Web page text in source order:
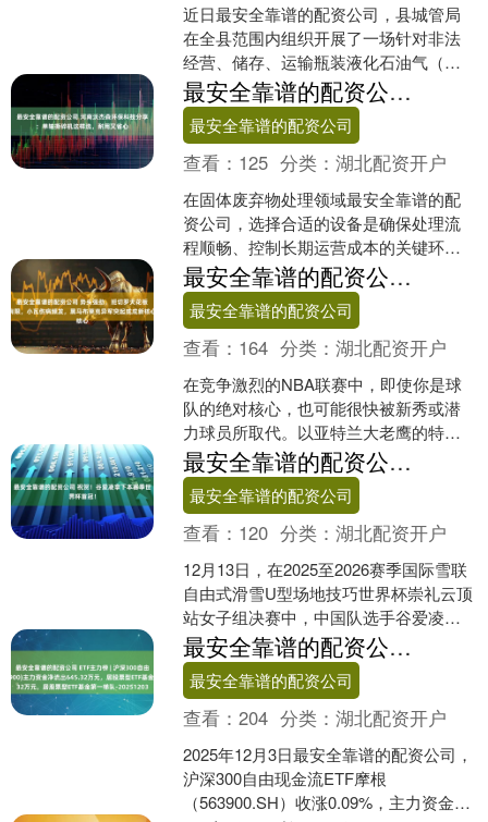
近日最安全靠谱的配资公司，县城管局
在全县范围内组织开展了一场针对非法
经营、储存、运输瓶装液化石油气（俗
称“黑气”）的专项整治行动，旨在彻底排
查安全隐患，保障人民....
最安全靠谱的配资公司 河南沃杰森环保科技分享：单轴撕碎机这样选，耐用又省心
最安全靠谱的配资公司
查看： 125 分类：湖北配资开户
在固体废弃物处理领域最安全靠谱的配
资公司，选择合适的设备是确保处理流
程顺畅、控制长期运营成本的关键环
节。单轴撕碎机作为一种常见的预处理
设备，其性能与可靠性直接影....
最安全靠谱的配资公司 势头强劲，班切罗天花板有限，小瓦伤病频发，黑马布莱克异军突起或成新核心
最安全靠谱的配资公司
查看： 164 分类：湖北配资开户
在竞争激烈的NBA联赛中，即使你是球
队的绝对核心，也可能很快被新秀或潜
力球员所取代。以亚特兰大老鹰的特雷
杨为例，过去几个赛季他都是球队灵魂
人物，但由于带队战绩未....
最安全靠谱的配资公司 祝贺！谷爱凌拿下本赛季世界杯首冠！
最安全靠谱的配资公司
查看： 120 分类：湖北配资开户
12月13日，在2025至2026赛季国际雪联
自由式滑雪U型场地技巧世界杯崇礼云顶
站女子组决赛中，中国队选手谷爱凌凭
借第二轮滑出的91.75分最安全靠谱的配
资公....
最安全靠谱的配资公司 ETF主力榜 | 沪深300自由现金流ETF摩根(563900)主力资金净流出645.32万元，居股票型ETF基金第一梯队-20251203
最安全靠谱的配资公司
查看：204 分类：湖北配资开户
2025年12月3日最安全靠谱的配资公司，
沪深300自由现金流ETF摩根
（563900.SH）收涨0.09%，主力资金